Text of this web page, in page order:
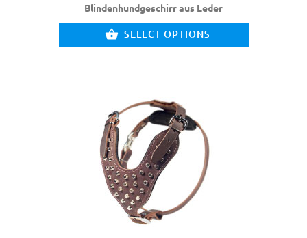
Blindenhundgeschirr aus Leder
SELECT OPTIONS